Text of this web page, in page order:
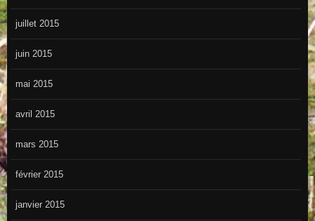
juillet 2015
juin 2015
mai 2015
avril 2015
mars 2015
février 2015
janvier 2015